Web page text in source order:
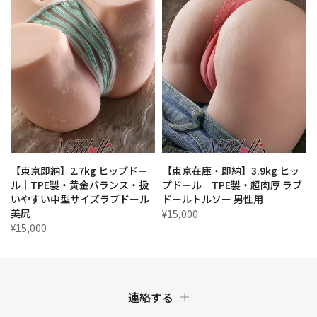
【東京即納】2.7kg ヒップドー
ル｜TPE製・黄金バランス・扱
いやすい中型サイズラブドール
美尻
¥15,000
【東京在庫・即納】3.9kg ヒッ
プドール｜TPE製・超肉厚 ラブ
ドールトルソー 男性用
¥15,000
連絡する